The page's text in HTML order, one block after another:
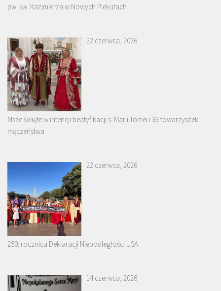
pw. św. Kazimierza w Nowych Piekutach
22 czerwca, 2026
Msze święte w intencji beatyfikacji s. Marii Tomei i 33 towarzyszek
męczeństwa
22 czerwca, 2026
250. rocznica Deklaracji Niepodległości USA
14 czerwca, 2026